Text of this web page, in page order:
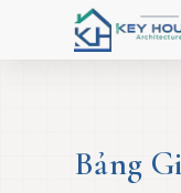
Bảng